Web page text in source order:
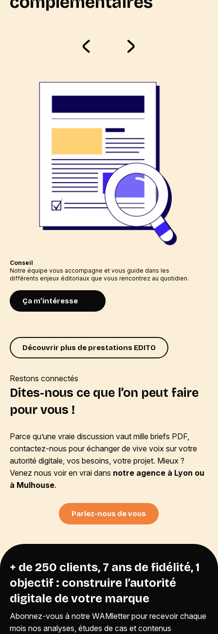
Conseil
Notre équipe vous accompagne et vous guide dans les
différents enjeux éditoriaux que vous rencontrez au quotidien.
Ça m’intéresse
Découvrir plus de prestations EDITO
Restons connectés
Dites-nous ce que l’on peut faire
pour vous !
Parce qu’une vraie discussion vaut mille briefs PDF,
contactez-nous pour échanger de vive voix sur votre
autorité digitale, vos besoins, votre projet. Mieux ?
Venez nous voir en vrai dans notre agence à Lyon ou
à Mulhouse.
Parlez-nous de vous
+ de 250 clients, 7 ans de fidélité, 1
objectif : construire l’autorité
digitale de votre marque
Abonnez-vous à notre WAMletter pour recevoir chaque
mois nos analyses, études de cas et contenus